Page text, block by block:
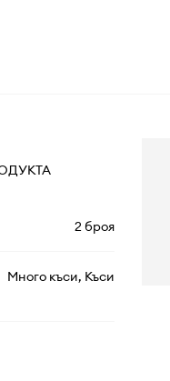
2 броя
Много къси, Къси